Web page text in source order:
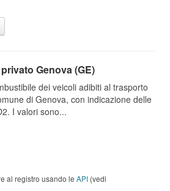
Genova (GE)
dei veicoli adibiti al trasporto
di Genova, con indicazione delle
I valori sono...
al registro usando le API (vedi